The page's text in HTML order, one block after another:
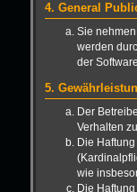
4. General
Sie
werden
der
5.
Der
Verhalten
Die
wie
Die